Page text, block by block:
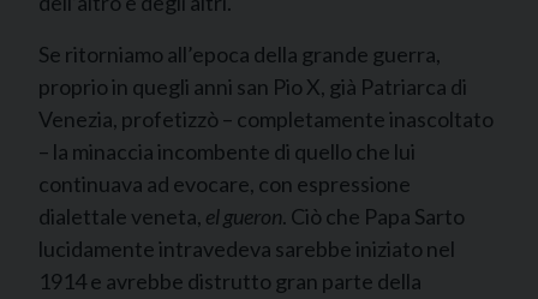
Se ritorniamo all’epoca della grande guerra,
proprio in quegli anni san Pio X, già Patriarca di
Venezia, profetizzò – completamente inascoltato
– la minaccia incombente di quello che lui
continuava ad evocare, con espressione
dialettale veneta, el gueron. Ciò che Papa Sarto
lucidamente intravedeva sarebbe iniziato nel
1914 e avrebbe distrutto gran parte della